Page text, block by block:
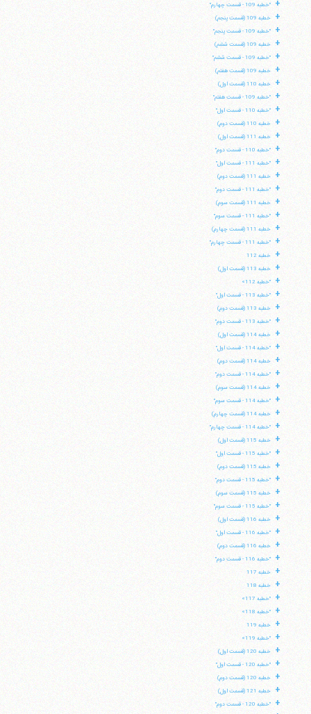
+ "خطبه 109 - قسمت چهارم"
+ خطبه 109 (قسمت پنجم)
+ "خطبه 109 - قسمت پنجم"
+ خطبه 109 (قسمت ششم)
+ "خطبه 109 - قسمت ششم"
+ خطبه 109 (قسمت هفتم)
+ خطبه 110 (قسمت اول)
+ "خطبه 109 - قسمت هفتم"
+ "خطبه 110 - قسمت اول"
+ خطبه 110 (قسمت دوم)
+ خطبه 111 (قسمت اول)
+ "خطبه 110 - قسمت دوم"
+ "خطبه 111 - قسمت اول"
+ خطبه 111 (قسمت دوم)
+ "خطبه 111 - قسمت دوم"
+ خطبه 111 (قسمت سوم)
+ "خطبه 111 - قسمت سوم"
+ خطبه 111 (قسمت چهارم)
+ "خطبه 111 - قسمت چهارم"
+ خطبه 112
+ خطبه 113 (قسمت اول)
+ "خطبه 112»
+ "خطبه 113 - قسمت اول"
+ خطبه 113 (قسمت دوم)
+ "خطبه 113 - قسمت دوم"
+ خطبه 114 (قسمت اول)
+ "خطبه 114 - قسمت اول"
+ خطبه 114 (قسمت دوم)
+ "خطبه 114 - قسمت دوم"
+ خطبه 114 (قسمت سوم)
+ "خطبه 114 - قسمت سوم"
+ خطبه 114 (قسمت چهارم)
+ "خطبه 114 - قسمت چهارم"
+ خطبه 115 (قسمت اول)
+ "خطبه 115 - قسمت اول"
+ خطبه 115 (قسمت دوم)
+ "خطبه 115 - قسمت دوم"
+ خطبه 115 (قسمت سوم)
+ "خطبه 115 - قسمت سوم"
+ خطبه 116 (قسمت اول)
+ "خطبه 116 - قسمت اول"
+ خطبه 116 (قسمت دوم)
+ "خطبه 116 - قسمت دوم"
+ خطبه 117
+ خطبه 118
+ "خطبه 117»
+ "خطبه 118»
+ خطبه 119
+ "خطبه 119»
+ خطبه 120 (قسمت اول)
+ "خطبه 120 - قسمت اول"
+ خطبه 120 (قسمت دوم)
+ خطبه 121 (قسمت اول)
+ "خطبه 120 - قسمت دوم"